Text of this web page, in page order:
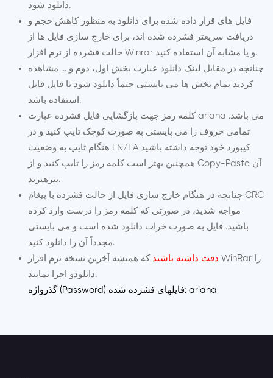
دانلود شود.
فایل های قرار داده شده برای دانلود به منظور کاهش حجم و
دریافت سریعتر فشرده شده اند، برای خارج سازی فایل ها از
حالت فشرده از نرم افزار Winrar و یا مشابه آن استفاده کنید.
چنانچه در مقابل لینک دانلود عبارت بخش اول، دوم و ... مشاهده
کردید تمام بخش ها می بایستی حتماً دانلود شود تا فایل قابل
استفاده باشد.
کلمه رمز جهت بازگشایی فایل فشرده عبارت ariana می باشد.
تمامی حروف را می بایستی به صورت کوچک تایپ کنید و در
هنگام تایپ به وضعیت EN/FA کیبورد خود توجه داشته باشید
همچنین بهتر است کلمه رمز را تایپ کنید و از Copy-Paste آن
بپرهیزید.
چنانچه در هنگام خارج سازی فایل از حالت فشرده با پیغام CRC
مواجه شدید، در صورتی که کلمه رمز را درست وارد کرده
باشید. فایل به صورت خراب دانلود شده است و می بایستی
مجدداً آن را دانلود کنید.
دقت داشته باشید
که همیشه آخرین نسخه نرم افزار WinRar را
دانلودو اجرا نمایید.
گذرواژه (Password) فایلهای فشرده شده: ariana